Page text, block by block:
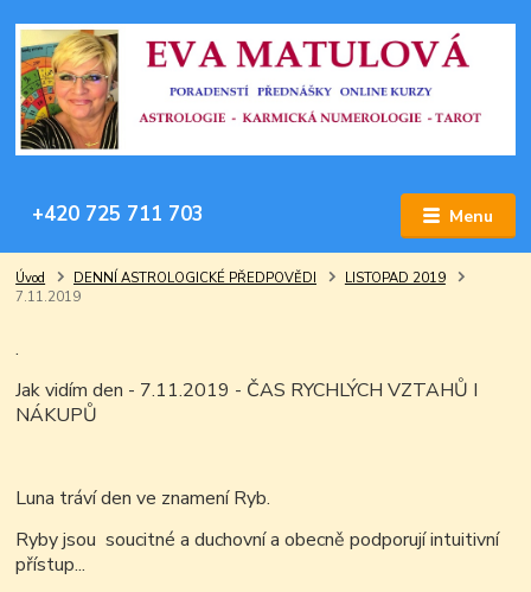
Menu
+420 725 711 703
Úvod DENNÍ ASTROLOGICKÉ PŘEDPOVĚDI
LISTOPAD 2019
7.11.2019
.
Jak vidím den - 7.11.2019 - ČAS RYCHLÝCH VZTAHŮ I
NÁKUPŮ
Luna tráví den ve znamení Ryb.
Ryby jsou soucitné a duchovní a obecně podporují intuitivní
přístup...